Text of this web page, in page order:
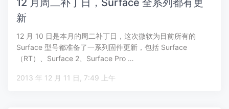
12 月周二补丁日，Surface 全系列都有更
新
12 月 10 日是本月的周二补丁日，这次微软为目前所有的
Surface 型号都准备了一系列固件更新，包括 Surface
（RT）、Surface 2、Surface Pro …
2013 年 12 月 11 日, 7:49 上午